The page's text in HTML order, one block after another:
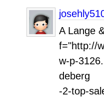
A Lange
f="http://
w-p-
deberg
-2-top-